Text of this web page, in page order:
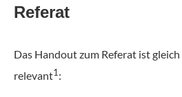
Referat
Das Handout zum Referat ist
relevant1 :